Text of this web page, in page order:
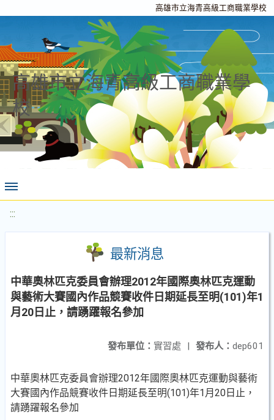
高雄市立海青高級工商職業學校
高雄市立海青高級工商職業學
校
:::
最新消息
中華奧林匹克委員會辦理2012年國際奧林匹克運動
與藝術大賽國內作品競賽收件日期延長至明(101)年1
月20日止，請踴躍報名參加
發布人： dep601
發布單位： 實習處 |
中華奧林匹克委員會辦理2012年國際奧林匹克運動與藝術
大賽國內作品競賽收件日期延長至明(101)年1月20日止，
請踴躍報名參加